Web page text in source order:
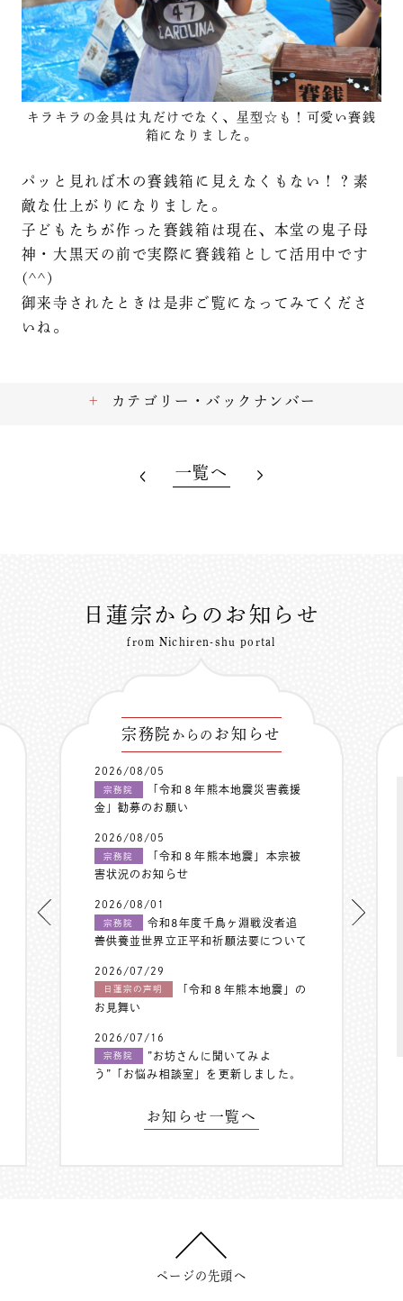
キラキラの金具は丸だけでなく、星型☆も！可愛い賽銭
箱になりました。
パッと見れば木の賽銭箱に見えなくもない！？素
敵な仕上がりになりました。
子どもたちが作った賽銭箱は現在、本堂の鬼子母
神・大黒天の前で実際に賽銭箱として活用中です
(^^)
御来寺されたときは是非ご覧になってみてくださ
いね。
カテゴリー・バックナンバー
一覧へ
日蓮宗からのお知らせ
from Nichiren-shu portal
宗務院 からの お知らせ
2026/08/05
宗務院
「令和８年熊本地震災害義援
金」勧募のお願い
2026/08/05
宗務院
「令和８年熊本地震」本宗被
害状況のお知らせ
2026/08/01
宗務院
令和8年度千鳥ヶ淵戦没者追
善供養並世界立正平和祈願法要について
2026/07/29
日蓮宗の声明
「令和８年熊本地震」の
お見舞い
2026/07/16
宗務院
”お坊さんに聞いてみよ
う”「お悩み相談室」を更新しました。
お知らせ一覧へ
ページの先頭へ